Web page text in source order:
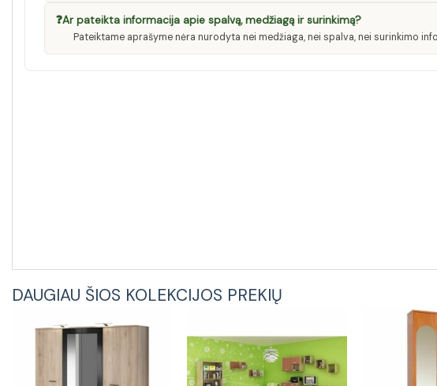
❓Ar pateikta informacija apie spalvą, medžiagą ir surinkimą?
Pateiktame aprašyme nėra nurodyta nei medžiaga, nei spalva, nei surinkimo
DAUGIAU ŠIOS KOLEKCIJOS PREKIŲ